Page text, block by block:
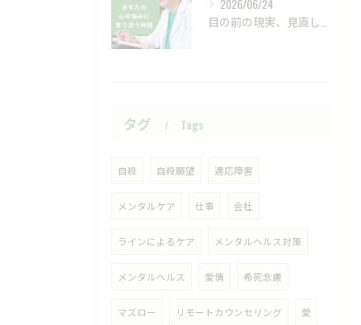
2026/06/24
タグ Tags
自殺 自殺願望 適応障害
メンタルケア 仕事 会社
ラインによるケア メンタルヘルス対策
メンタルヘルス 愛情 希死念慮
マズロー リモートカウンセリング 愛